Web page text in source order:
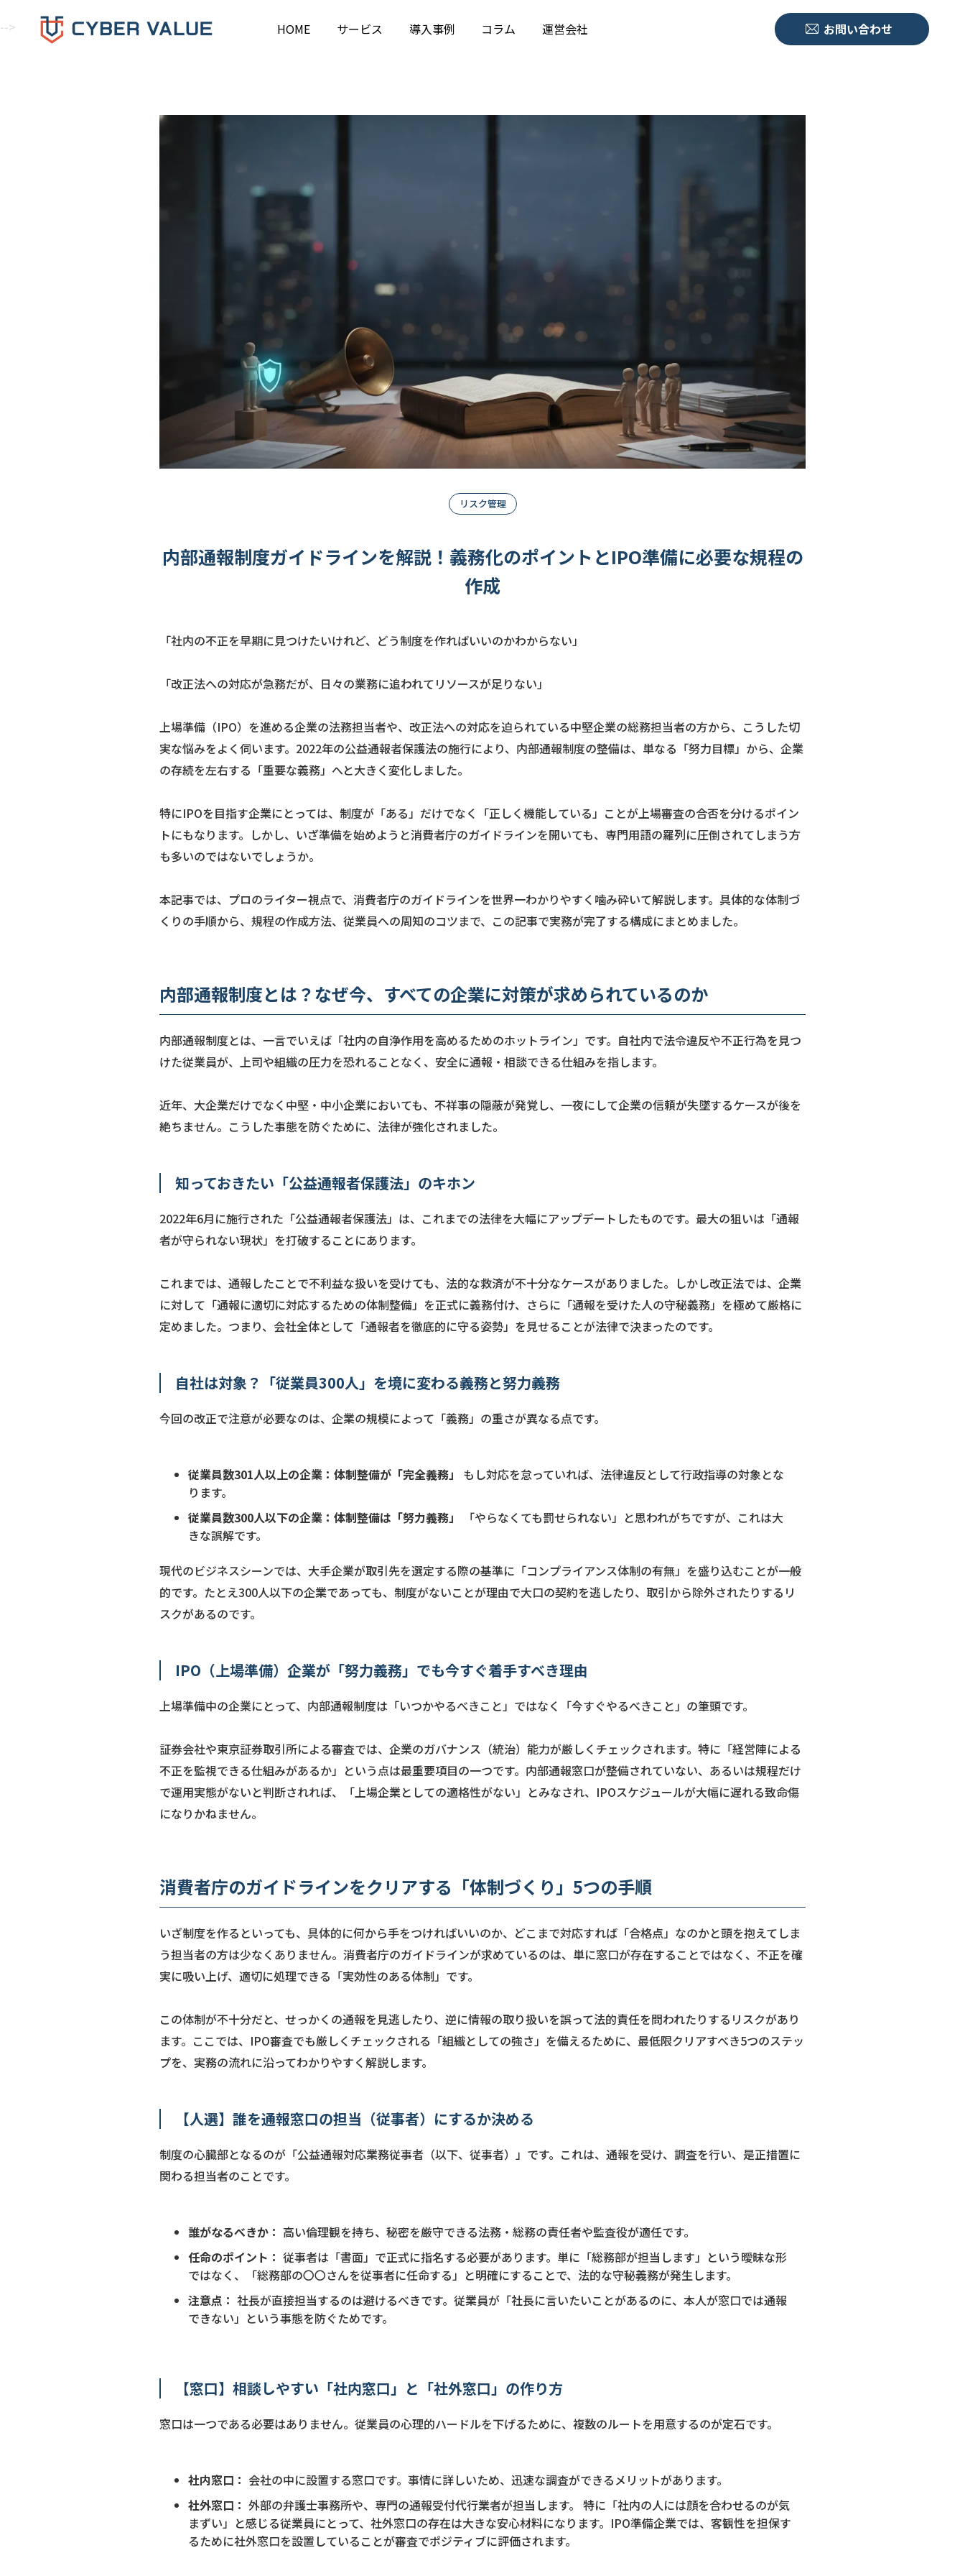
HOME サービス 導入事例 コラム 運営会社 お問い合わせ
-->
リスク管理
内部通報制度ガイドラインを解説！義務化のポイントとIPO準備に必要な規程の
作成
「社内の不正を早期に見つけたいけれど、どう制度を作ればいいのかわからない」
「改正法への対応が急務だが、日々の業務に追われてリソースが足りない」
上場準備（IPO）を進める企業の法務担当者や、改正法への対応を迫られている中堅企業の総務担当者の方から、こうした切
実な悩みをよく伺います。2022年の公益通報者保護法の施行により、内部通報制度の整備は、単なる「努力目標」から、企業
の存続を左右する「重要な義務」へと大きく変化しました。
特にIPOを目指す企業にとっては、制度が「ある」だけでなく「正しく機能している」ことが上場審査の合否を分けるポイン
トにもなります。しかし、いざ準備を始めようと消費者庁のガイドラインを開いても、専門用語の羅列に圧倒されてしまう方
も多いのではないでしょうか。
本記事では、プロのライター視点で、消費者庁のガイドラインを世界一わかりやすく噛み砕いて解説します。具体的な体制づ
くりの手順から、規程の作成方法、従業員への周知のコツまで、この記事で実務が完了する構成にまとめました。
内部通報制度とは？なぜ今、すべての企業に対策が求められているのか
内部通報制度とは、一言でいえば「社内の自浄作用を高めるためのホットライン」です。自社内で法令違反や不正行為を見つ
けた従業員が、上司や組織の圧力を恐れることなく、安全に通報・相談できる仕組みを指します。
近年、大企業だけでなく中堅・中小企業においても、不祥事の隠蔽が発覚し、一夜にして企業の信頼が失墜するケースが後を
絶ちません。こうした事態を防ぐために、法律が強化されました。
知っておきたい「公益通報者保護法」のキホン
2022年6月に施行された「公益通報者保護法」は、これまでの法律を大幅にアップデートしたものです。最大の狙いは「通報
者が守られない現状」を打破することにあります。
これまでは、通報したことで不利益な扱いを受けても、法的な救済が不十分なケースがありました。しかし改正法では、企業
に対して「通報に適切に対応するための体制整備」を正式に義務付け、さらに「通報を受けた人の守秘義務」を極めて厳格に
定めました。つまり、会社全体として「通報者を徹底的に守る姿勢」を見せることが法律で決まったのです。
自社は対象？「従業員300人」を境に変わる義務と努力義務
今回の改正で注意が必要なのは、企業の規模によって「義務」の重さが異なる点です。
従業員数301人以上の企業：体制整備が「完全義務」
もし対応を怠っていれば、法律違反として行政指導の対象とな
ります。
従業員数300人以下の企業：体制整備は「努力義務」
「やらなくても罰せられない」と思われがちですが、これは大
きな誤解です。
現代のビジネスシーンでは、大手企業が取引先を選定する際の基準に「コンプライアンス体制の有無」を盛り込むことが一般
的です。たとえ300人以下の企業であっても、制度がないことが理由で大口の契約を逃したり、取引から除外されたりするリ
スクがあるのです。
IPO（上場準備）企業が「努力義務」でも今すぐ着手すべき理由
上場準備中の企業にとって、内部通報制度は「いつかやるべきこと」ではなく「今すぐやるべきこと」の筆頭です。
証券会社や東京証券取引所による審査では、企業のガバナンス（統治）能力が厳しくチェックされます。特に「経営陣による
不正を監視できる仕組みがあるか」という点は最重要項目の一つです。内部通報窓口が整備されていない、あるいは規程だけ
で運用実態がないと判断されれば、「上場企業としての適格性がない」とみなされ、IPOスケジュールが大幅に遅れる致命傷
になりかねません。
消費者庁のガイドラインをクリアする「体制づくり」5つの手順
いざ制度を作るといっても、具体的に何から手をつければいいのか、どこまで対応すれば「合格点」なのかと頭を抱えてしま
う担当者の方は少なくありません。消費者庁のガイドラインが求めているのは、単に窓口が存在することではなく、不正を確
実に吸い上げ、適切に処理できる「実効性のある体制」です。
この体制が不十分だと、せっかくの通報を見逃したり、逆に情報の取り扱いを誤って法的責任を問われたりするリスクがあり
ます。ここでは、IPO審査でも厳しくチェックされる「組織としての強さ」を備えるために、最低限クリアすべき5つのステッ
プを、実務の流れに沿ってわかりやすく解説します。
【人選】誰を通報窓口の担当（従事者）にするか決める
制度の心臓部となるのが「公益通報対応業務従事者（以下、従事者）」です。これは、通報を受け、調査を行い、是正措置に
関わる担当者のことです。
誰がなるべきか： 高い倫理観を持ち、秘密を厳守できる法務・総務の責任者や監査役が適任です。
任命のポイント： 従事者は「書面」で正式に指名する必要があります。単に「総務部が担当します」という曖昧な形
ではなく、「総務部の〇〇さんを従事者に任命する」と明確にすることで、法的な守秘義務が発生します。
注意点： 社長が直接担当するのは避けるべきです。従業員が「社長に言いたいことがあるのに、本人が窓口では通報
できない」という事態を防ぐためです。
【窓口】相談しやすい「社内窓口」と「社外窓口」の作り方
窓口は一つである必要はありません。従業員の心理的ハードルを下げるために、複数のルートを用意するのが定石です。
社内窓口： 会社の中に設置する窓口です。事情に詳しいため、迅速な調査ができるメリットがあります。
社外窓口： 外部の弁護士事務所や、専門の通報受付代行業者が担当します。 特に「社内の人には顔を合わせるのが気
まずい」と感じる従業員にとって、社外窓口の存在は大きな安心材料になります。IPO準備企業では、客観性を担保す
るために社外窓口を設置していることが審査でポジティブに評価されます。